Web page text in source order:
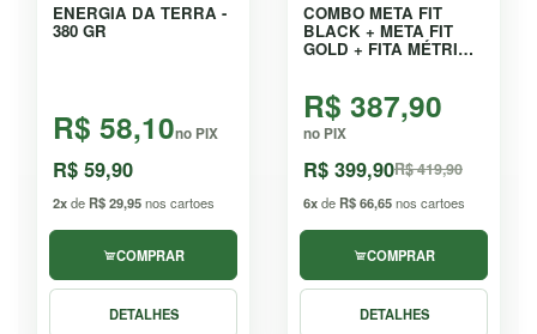
ENERGIA DA TERRA -
380 GR
R$ 58,10no PIX
R$ 59,90
2xde R$ 29,95nos cartoes
COMPRAR
DETALHES
COMBO META FIT
BLACK + META FIT
GOLD + FITA MÉTRICA
R$ 387,90
no PIX
R$ 399,90R$ 419,90
6xde R$ 66,65nos cartoes
COMPRAR
DETALHES